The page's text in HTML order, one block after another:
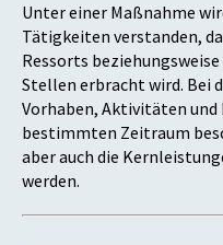
Unter einer Maßnahme
Tätigkeiten verstanden,
Ressorts
Stellen erbracht wird. Bei
Vorhaben, Aktivitäten und
bestimmten Zeitraum
aber auch die
werden.